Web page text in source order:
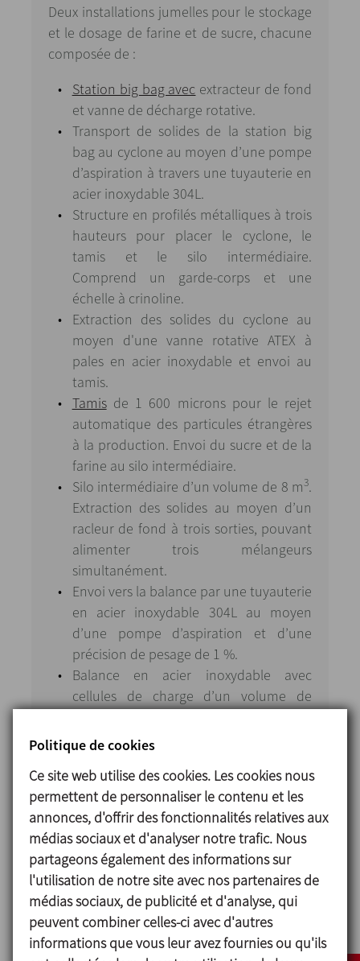
Deux installations jumelles pour le stockage
et le dosage de farine et de sucre, chacune
composée de :
Station big bag avec extracteur de fond
et vanne de décharge rotative.
Transport de solides de la station big
bag au cyclone au moyen d’une pompe
d’aspiration à travers une tuyauterie en
acier inoxydable 304L.
Structure en profilés métalliques à trois
hauteurs pour placer le cyclone, le
tamis et le silo intermédiaire.
Comprend un garde-corps et une
échelle à crinoline.
Extraction des solides du cyclone au
moyen d'une vanne rotative ATEX à
pales en acier inoxydable et envoi au
tamis.
Tamisde 1 600 microns pour le rejet
automatique des particules étrangères
à la production. Envoi du sucre et de la
farine au silo intermédiaire.
Silo intermédiaire d’un volume de 8 m3.
Extraction des solides au moyen d’un
racleur de fond à trois sorties, pouvant
alimenter trois mélangeurs
simultanément.
Envoi vers la balance par une tuyauterie
en acier inoxydable 304L au moyen
d’une pompe d’aspiration et d’une
précision de pesage de 1 %.
Balance en acier inoxydable avec
cellules de charge d’un volume de
Raccordement à un point d’eau de
dans les lignes de production, avec
contrôle automatique du débit et de la
température.
Automatisation complète de
l’installation et commande avec API et
Scada Rockwell.
Politique de cookies
Ce site web utilise des cookies. Les cookies nous
permettent de personnaliser le contenu et les
annonces, d'offrir des fonctionnalités relatives aux
médias sociaux et d'analyser notre trafic. Nous
partageons également des informations sur
l'utilisation de notre site avec nos partenaires de
médias sociaux, de publicité et d'analyse, qui
peuvent combiner celles-ci avec d'autres
informations que vous leur avez fournies ou qu'ils